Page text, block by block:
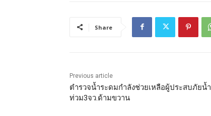
Share
Previous article
ตำรวจน้ำระดมกำลังช่วยเหลือผู้ประสบภัยน้ำ
ท่วม3จว.ด้ามขวาน